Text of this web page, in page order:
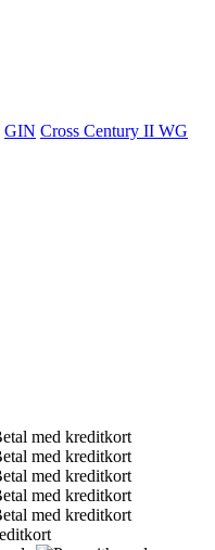
GIN Cross Century II WG